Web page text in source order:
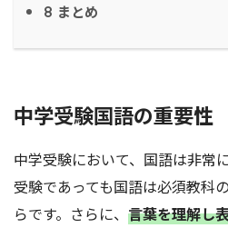
8 まとめ
中学受験国語の重要性
中学受験において、国語は非常
受験であっても国語は必須教科
らです。さらに、 言葉を理解し